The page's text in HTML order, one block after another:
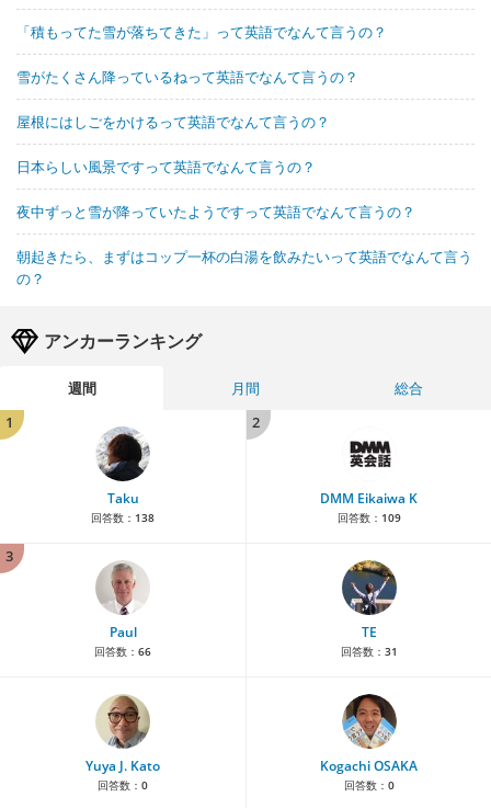
「積もってた雪が落ちてきた」って英語でなんて言うの？
雪がたくさん降っているねって英語でなんて言うの？
屋根にはしごをかけるって英語でなんて言うの？
日本らしい風景ですって英語でなんて言うの？
夜中ずっと雪が降っていたようですって英語でなんて言うの？
朝起きたら、まずはコップ一杯の白湯を飲みたいって英語でなんて言う
の？
アンカーランキング
週間 月間
総合
1
Taku
回答数： 138
2
DMM Eikaiwa K
回答数： 109
3
Paul
回答数： 66
TE
回答数： 31
Yuya J. Kato
回答数： 0
Kogachi OSAKA
回答数： 0